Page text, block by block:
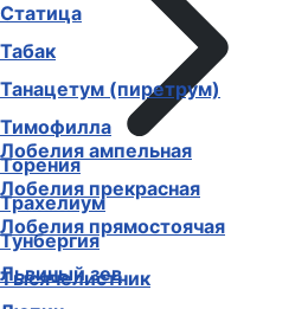
Лобелия ампельная
Лобелия прекрасная
Лобелия прямостоячая
Львиный зев
Статица
Табак
Танацетум (пиретрум)
Тимофилла
Торения
Трахелиум
Тунбергия
Тысячелистник